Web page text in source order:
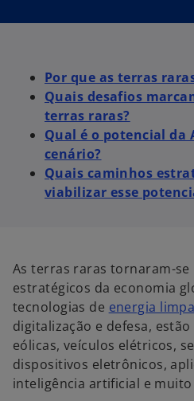
a
g
u
i
a
g
u
i
Por que as terras
Quais desafios
terras raras?
Qual é o potencial da
cenário?
Quais caminhos
viabilizar esse
As terras raras tornaram-
estratégicos da economia
tecnologias de energia limpa
digitalização e defesa,
eólicas, veículos elétricos,
dispositivos eletrônicos,
inteligência artificial e muito